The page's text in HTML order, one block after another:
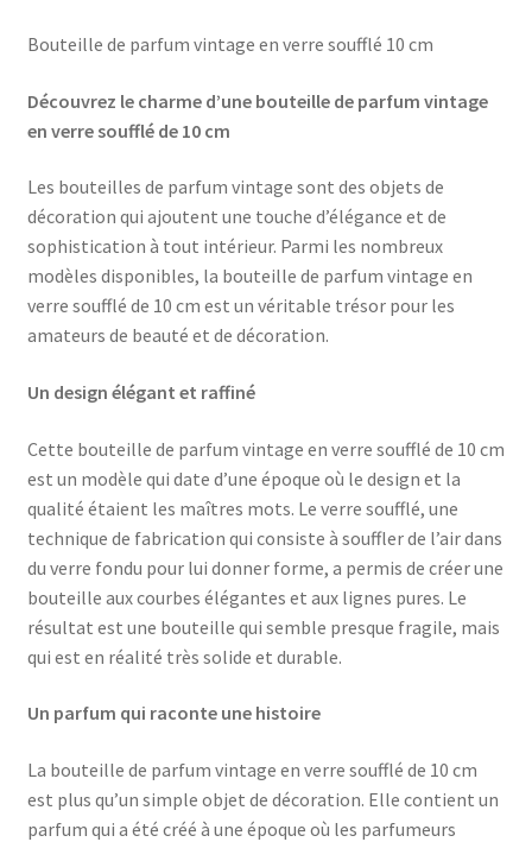
Bouteille de parfum vintage en verre soufflé 10 cm
Découvrez le charme d’une bouteille de parfum vintage
en verre soufflé de 10 cm
Les bouteilles de parfum vintage sont des objets de
décoration qui ajoutent une touche d’élégance et de
sophistication à tout intérieur. Parmi les nombreux
modèles disponibles, la bouteille de parfum vintage en
verre soufflé de 10 cm est un véritable trésor pour les
amateurs de beauté et de décoration.
Un design élégant et raffiné
Cette bouteille de parfum vintage en verre soufflé de 10 cm
est un modèle qui date d’une époque où le design et la
qualité étaient les maîtres mots. Le verre soufflé, une
technique de fabrication qui consiste à souffler de l’air dans
du verre fondu pour lui donner forme, a permis de créer une
bouteille aux courbes élégantes et aux lignes pures. Le
résultat est une bouteille qui semble presque fragile, mais
qui est en réalité très solide et durable.
Un parfum qui raconte une histoire
La bouteille de parfum vintage en verre soufflé de 10 cm
est plus qu’un simple objet de décoration. Elle contient un
parfum qui a été créé à une époque où les parfumeurs